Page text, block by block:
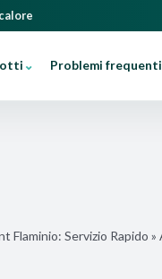
Problemi frequenti
Flaminio: Servizio Rapido »